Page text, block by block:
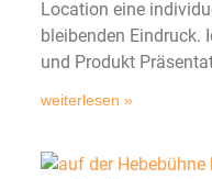
Location eine
bleibenden Eindruck.
und Produkt
weiterlesen »